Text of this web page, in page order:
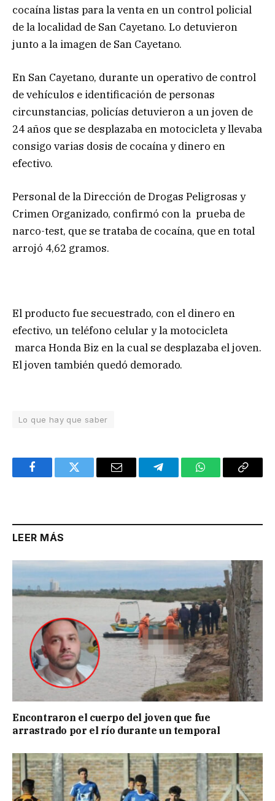
cocaína listas para la venta en un control policial
de la localidad de San Cayetano. Lo detuvieron
junto a la imagen de San Cayetano.
En San Cayetano, durante un operativo de control
de vehículos e identificación de personas
circunstancias, policías detuvieron a un joven de
24 años que se desplazaba en motocicleta y llevaba
consigo varias dosis de cocaína y dinero en
efectivo.
Personal de la Dirección de Drogas Peligrosas y
Crimen Organizado, confirmó con la prueba de
narco-test, que se trataba de cocaína, que en total
arrojó 4,62 gramos.
El producto fue secuestrado, con el dinero en
efectivo, un teléfono celular y la motocicleta
marca Honda Biz en la cual se desplazaba el joven.
El joven también quedó demorado.
Lo que hay que saber
FacebookTwitter Email TelegramWhatsAppCopy
LEER MÁS
Encontraron el cuerpo del joven que fue
arrastrado por el río durante un temporal